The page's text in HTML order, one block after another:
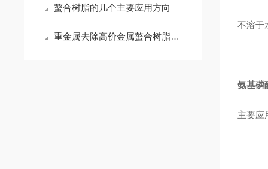
螯合树脂的几个主要应用方向
重金属去除高价金属螯合树脂存储要求及使用注意事项
不溶于
氨基磷
主要应